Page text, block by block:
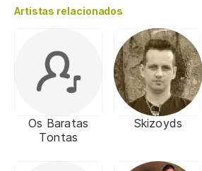
Artistas relacionados
Os Baratas
Tontas
Skizoyds